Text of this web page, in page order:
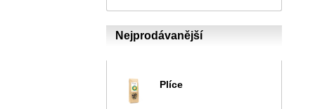
Nejprodávanější
Plíce